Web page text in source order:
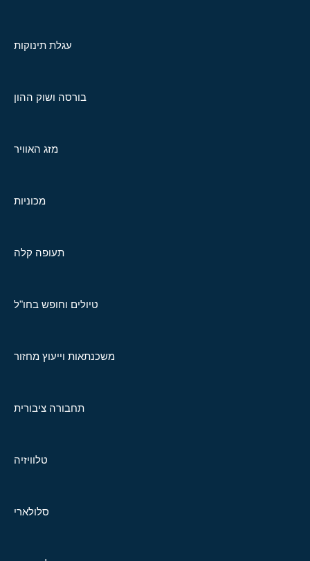
עגלת תינוקות
בורסה ושוק ההון
מזג האוויר
מכוניות
תעופה קלה
טיולים וחופש בחו"ל
משכנתאות וייעוץ מחזור
תחבורה ציבורית
טלוויזיה
סלולארי